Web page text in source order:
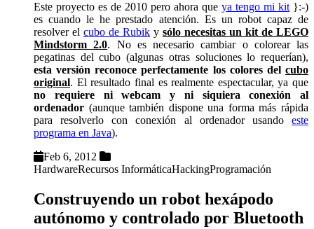
Este proyecto es de 2010 pero ahora que ya tengo mi kit }:-)
es cuando le he prestado atención. Es un robot capaz de
resolver el cubo de Rubik y sólo necesitas un kit de LEGO
Mindstorm 2.0. No es necesario cambiar o colorear las
pegatinas del cubo (algunas otras soluciones lo requerían),
esta versión reconoce perfectamente los colores del cubo
original. El resultado final es realmente espectacular, ya que
no requiere ni webcam y ni siquiera conexión al
ordenador (aunque también dispone una forma más rápida
para resolverlo con conexión al ordenador usando este
programa en Java).
Feb 6, 2012
HardwareRecursos InformáticaHackingProgramación
Construyendo un robot hexápodo
autónomo y controlado por Bluetooth